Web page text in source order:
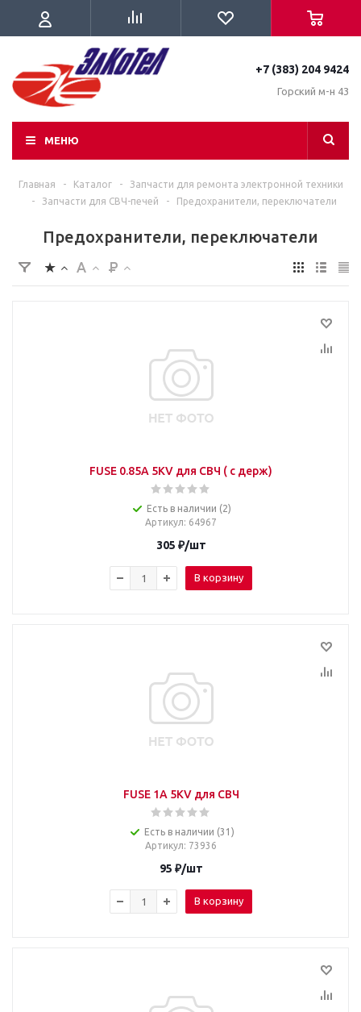
+7 (383) 204 9424
Горский м-н 43
МЕНЮ
Главная - Каталог -
Запчасти для ремонта электронной техники
-
Запчасти для СВЧ-печей - Предохранители, переключатели
Предохранители, переключатели
FUSE 0.85A 5KV для СВЧ ( с держ)
Есть в наличии (2)
Артикул: 64967
305 ₽/шт
В корзину
FUSE 1A 5KV для СВЧ
Есть в наличии (31)
Артикул: 73936
95 ₽/шт
В корзину